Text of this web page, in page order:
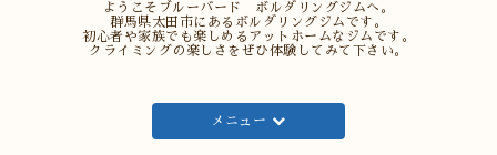
ようこそブルーバード ボルダリングジムへ。
群馬県太田市にあるボルダリングジムです。
初心者や家族でも楽しめるアットホームなジムです。
クライミングの楽しさをぜひ体験してみて下さい。
メニュー